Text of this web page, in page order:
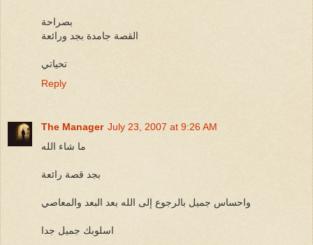
بصراحة
القصة جامدة بجد ورائعة
تحياتي
Reply
The Manager July 23, 2007 at 9:26 AM
ما شاء الله
بجد قصة رائعة
واحساس جميل بالرجوع إلى الله بعد البعد والمعاصي
اسلوبك جميل جدا